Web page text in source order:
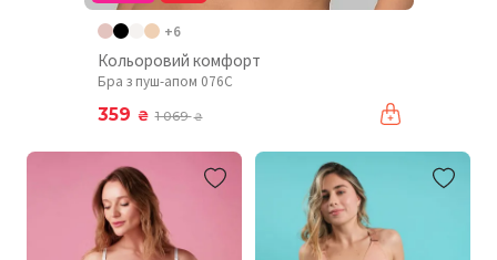
+6
Кольоровий комфорт
Бра з пуш-апом 076C
359 ₴ 1 069₴